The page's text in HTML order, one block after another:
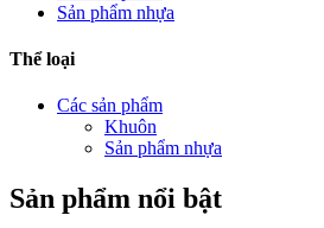
Sản phẩm nhựa
Thể loại
Các sản phẩm
Khuôn
Sản phẩm nhựa
Sản phẩm nổi bật